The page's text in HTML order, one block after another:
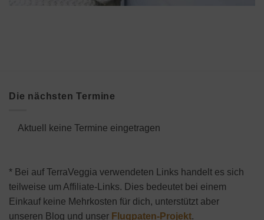
Die nächsten Termine
Aktuell keine Termine eingetragen
* Bei auf TerraVeggia verwendeten Links handelt es sich
teilweise um Affiliate-Links. Dies bedeutet bei einem
Einkauf keine Mehrkosten für dich, unterstützt aber
unseren Blog und unser Flugpaten-Projekt.